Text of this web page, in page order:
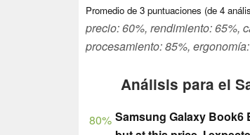
Promedio de 3 puntuaciones (de 4
precio: 60%, rendimiento: 65%,
procesamiento: 85%,
Análisis para el
80% Samsung Galaxy